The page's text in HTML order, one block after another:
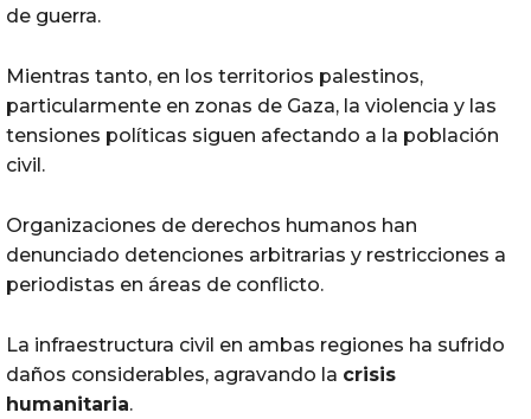
de guerra.
Mientras tanto, en los territorios palestinos,
particularmente en zonas de Gaza, la violencia y las
tensiones políticas siguen afectando a la población
civil.
Organizaciones de derechos humanos han
denunciado detenciones arbitrarias y restricciones a
periodistas en áreas de conflicto.
La infraestructura civil en ambas regiones ha sufrido
daños considerables, agravando la crisis
humanitaria.